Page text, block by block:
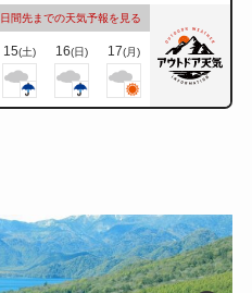
間先までの天気予報を見る
15(土) 16(日) 17(月)